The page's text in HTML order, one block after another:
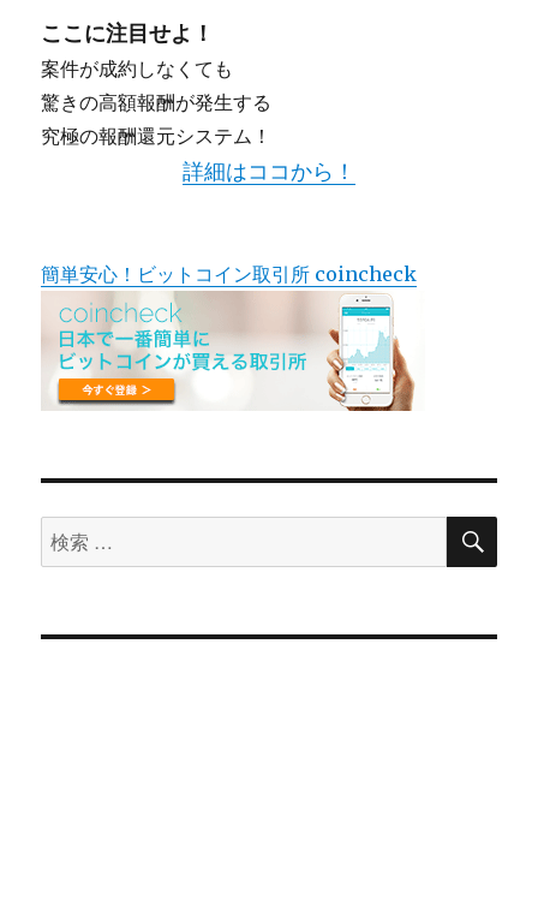
ここに注目せよ！
案件が成約しなくても
驚きの高額報酬が発生する
究極の報酬還元システム！
詳細はココから！
簡単安心！ビットコイン取引所 coincheck
検
索
象:
検